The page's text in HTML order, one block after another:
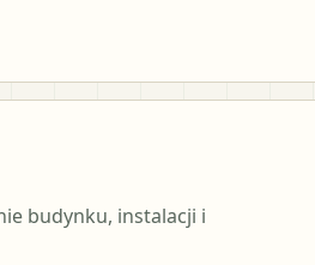
budynku, instalacji i